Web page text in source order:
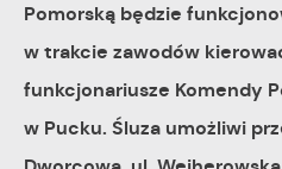
Pomorską będzie
w trakcie zawodów
funkcjonariusze Komendy
w Pucku. Śluza umożliwi